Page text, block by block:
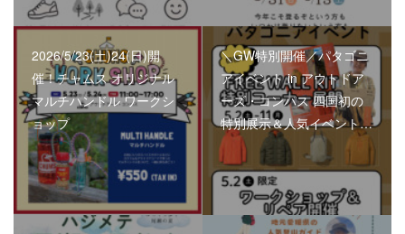
2026/5/23(土)24(日)開
催！チャムス オリジナル
マルチハンドル ワークシ
ョップ
＼GW特別開催／パタゴニ
アイベント in アウトドア
ーズ・コンパス 四国初の
特別展示＆人気イベント…